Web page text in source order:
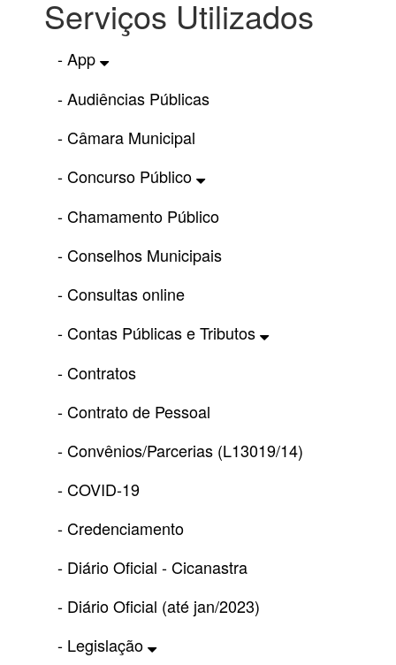
Serviços Utilizados
- App
- Audiências Públicas
- Câmara Municipal
- Concurso Público
- Chamamento Público
- Conselhos Municipais
- Consultas online
- Contas Públicas e Tributos
- Contratos
- Contrato de Pessoal
- Convênios/Parcerias (L13019/14)
- COVID-19
- Credenciamento
- Diário Oficial - Cicanastra
- Diário Oficial (até jan/2023)
- Legislação